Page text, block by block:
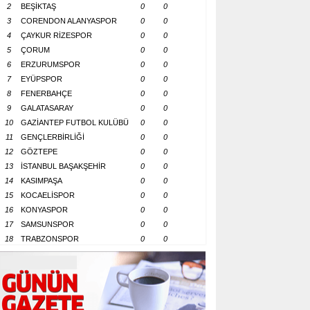
2 BEŞİKTAŞ 0
0
3
CORENDON ALANYASPOR 0
0
4
ÇAYKUR RİZESPOR 0
0
5
ÇORUM 0
0
6
ERZURUMSPOR 0
0
7
EYÜPSPOR 0
0
8
FENERBAHÇE 0
0
9
GALATASARAY 0
0
10
GAZİANTEP FUTBOL KULÜBÜ 0
0
11
GENÇLERBİRLİĞİ 0
0
12
GÖZTEPE 0
0
13
İSTANBUL BAŞAKŞEHİR 0
0
14
KASIMPAŞA 0
0
15
KOCAELİSPOR 0
0
16
KONYASPOR 0
0
17
SAMSUNSPOR 0
0
18
TRABZONSPOR 0 0